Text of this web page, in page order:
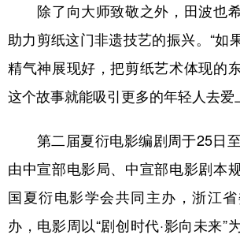
English Español Français
Русский язык 日本語
除了向大师致敬之外，田波也希
助力剪纸这门非遗技艺的振兴。“如
精气神展现好，把剪纸艺术体现的
这个故事就能吸引更多的年轻人去爱
第二届夏衍电影编剧周于25日至
由中宣部电影局、中宣部电影剧本
国夏衍电影学会共同主办，浙江
办，电影周以“剧创时代·影向未来”